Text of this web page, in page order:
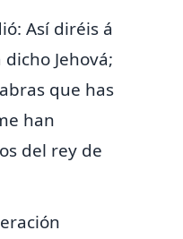
Así diréis á
Jehová;
que has
han
del rey de